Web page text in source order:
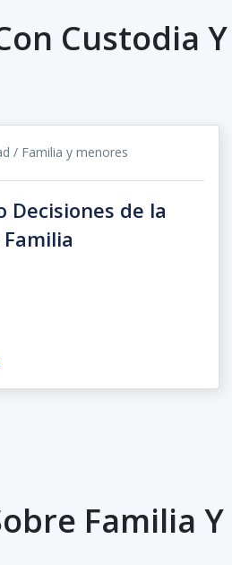
Custodia
/ Familia y menores
Decisiones de la
Familia